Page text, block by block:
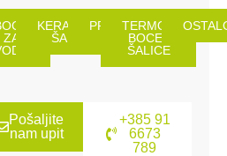
ZA
KERAMIČKE
ŠALICE
PREGAČE
TERMOS
BOCE I
ŠALICE
Pošaljite
nam upit
+385 91
6673
789